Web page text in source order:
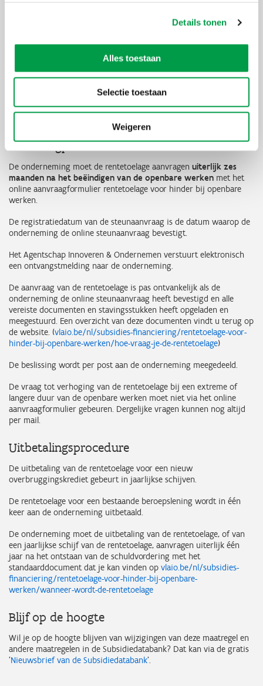
Details tonen
Alles toestaan
Selectie toestaan
Weigeren
aanmerking voor de rentetoelage: in dat geval bedraagt de
De-minimis
minimis-regelgeving. Hierdoor mag de de-minimissteun aan
bedrijven over drie jaar gespreid niet meer dan € 200.000
Aanvraagprocedure
De onderneming moet de rentetoelage aanvragen uiterlijk zes
maanden na het beëindigen van de openbare werken met het
online aanvraagformulier rentetoelage voor hinder bij openbare
werken.
De registratiedatum van de steunaanvraag is de datum waarop de
onderneming de online steunaanvraag bevestigt.
Het Agentschap Innoveren & Ondernemen verstuurt elektronisch
een ontvangstmelding naar de onderneming.
De aanvraag van de rentetoelage is pas ontvankelijk als de
onderneming de online steunaanvraag heeft bevestigd en alle
vereiste documenten en stavingsstukken heeft opgeladen en
meegestuurd. Een overzicht van deze documenten vindt u terug op
de website. (vlaio.be/nl/subsidies-financiering/rentetoelage-voor-
hinder-bij-openbare-werken/hoe-vraag-je-de-rentetoelage)
De beslissing wordt per post aan de onderneming meegedeeld.
De vraag tot verhoging van de rentetoelage bij een extreme of
langere duur van de openbare werken moet niet via het online
aanvraagformulier gebeuren. Dergelijke vragen kunnen nog altijd
per mail.
Uitbetalingsprocedure
De uitbetaling van de rentetoelage voor een nieuw
overbruggingskrediet gebeurt in jaarlijkse schijven.
De rentetoelage voor een bestaande beroepslening wordt in één
keer aan de onderneming uitbetaald.
De onderneming moet de uitbetaling van de rentetoelage, of van
een jaarlijkse schijf van de rentetoelage, aanvragen uiterlijk één
jaar na het ontstaan van de schuldvordering met het
standaarddocument dat je kan vinden op vlaio.be/nl/subsidies-
financiering/rentetoelage-voor-hinder-bij-openbare-
werken/wanneer-wordt-de-rentetoelage
Blijf op de hoogte
Wil je op de hoogte blijven van wijzigingen van deze maatregel en
andere maatregelen in de Subsidiedatabank? Dat kan via de gratis
'Nieuwsbrief van de Subsidiedatabank'.